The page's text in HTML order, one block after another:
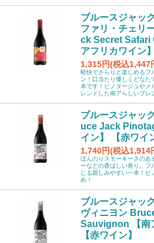
ブルースジャッ
ファリ・チェリ
ck Secret Safari
アフリカワイン
1,315円(税込1,447
軽快でさらりと楽しめるフ
ン！口当たり優しくどなた
本です！ピノタージュやメ
レンドした南アらしいブレ
ブルースジャッ
uce Jack
イン】 【赤ワイ
1,740円(税込1,914
ほんのりスモーキーさのあ
ーなどの香ばしい香り。フ
じる親しみやすい一本！
め！
ブルースジャッ
ヴィニヨン
Sauvignon 【南
【赤ワイン】